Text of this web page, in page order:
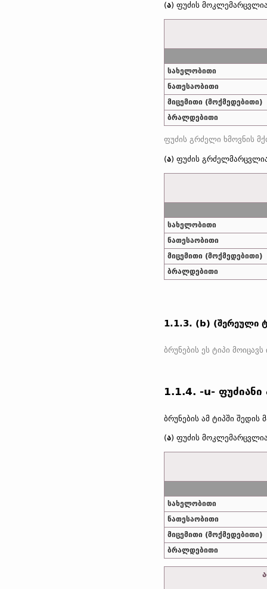
(ა) ფუძის
სახელობითი
ნათესაობითი
მიცემითი (მოქმედებითი)
ბრალდებითი
(ა) ფუძის
სახელობითი
ნათესაობითი
მიცემითი (მოქმედებითი)
ბრალდებითი
1.1.3. (b) (შერეული
1.1.4. -u- ფუძიანი
ბრუნების ამ ტიპში
(ა) ფუძის
სახელობითი
ნათესაობითი
მიცემითი (მოქმედებითი)
ბრალდებითი